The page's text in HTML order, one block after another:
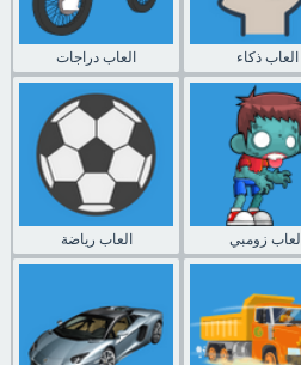
العاب دراجات العاب ذكاء
العاب رياضة العاب زومبي